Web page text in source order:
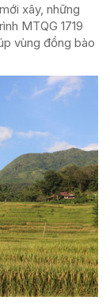
xây, những
MTQG 1719
vùng đồng bào